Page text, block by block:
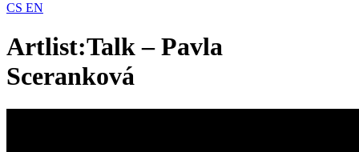
CS EN
Artlist:Talk – Pavla
Sceranková